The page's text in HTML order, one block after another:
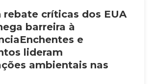
rebate críticas dos EUA
barreira à
e
lideram
ambientais nas